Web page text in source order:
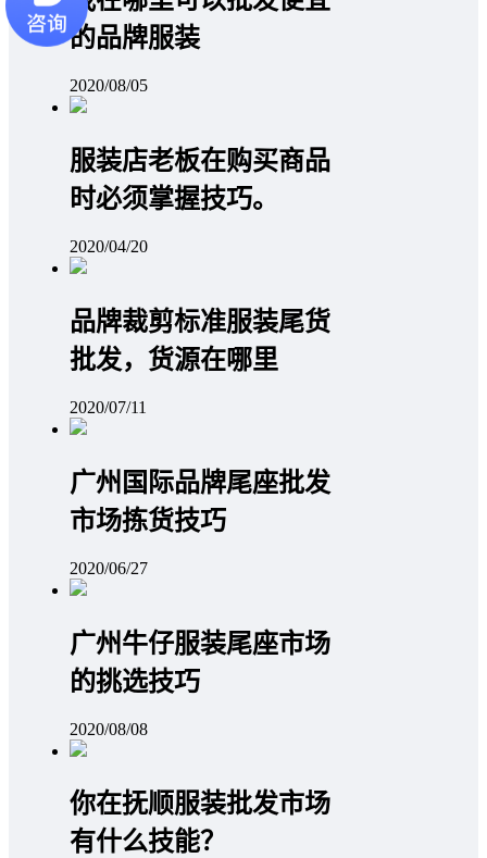
的品牌服装
2020/08/05
服装店老板在购买商品
时必须掌握技巧。
2020/04/20
品牌裁剪标准服装尾货
批发，货源在哪里
2020/07/11
广州国际品牌尾座批发
市场拣货技巧
2020/06/27
广州牛仔服装尾座市场
的挑选技巧
2020/08/08
你在抚顺服装批发市场
有什么技能？